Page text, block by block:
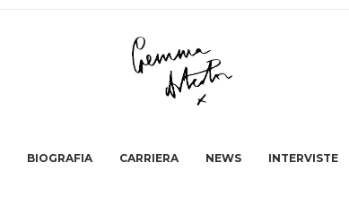
BIOGRAFIA CARRIERA NEWS INTERVISTE